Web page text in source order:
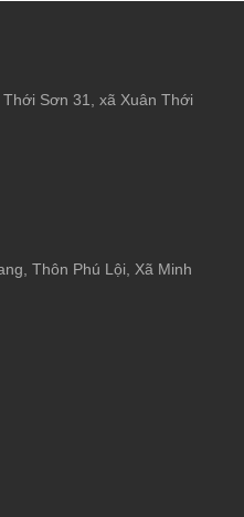
Sơn 31, xã Xuân Thới
Thôn Phú Lội, Xã Minh